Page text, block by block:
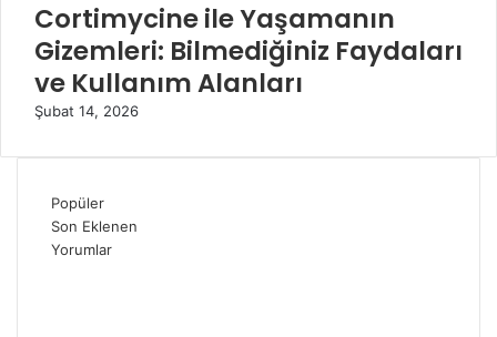
Cortimycine ile Yaşamanın
Gizemleri: Bilmediğiniz Faydaları
ve Kullanım Alanları
Şubat 14, 2026
Popüler
Son Eklenen
Yorumlar